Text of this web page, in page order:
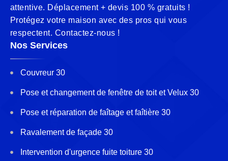
attentive. Déplacement + devis 100 % gratuits !
Protégez votre maison avec des pros qui vous
respectent. Contactez-nous !
Nos Services
Couvreur 30
Pose et changement de fenêtre de toit et Velux 30
Pose et réparation de faîtage et faîtière 30
Ravalement de façade 30
Intervention d'urgence fuite toiture 30